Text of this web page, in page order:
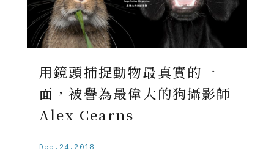
用鏡頭捕捉動物最真實的一
面，被譽為最偉大的狗攝影師
Alex Cearns
Dec.24.2018